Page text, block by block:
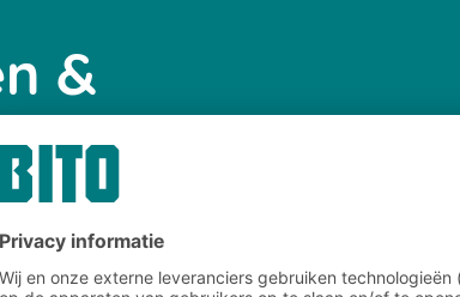
&
logistiek
en